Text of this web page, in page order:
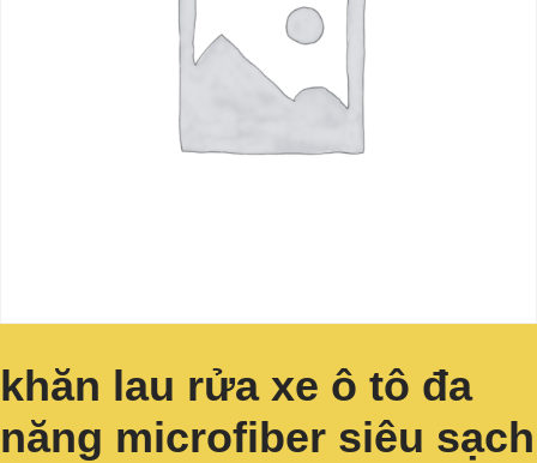
khăn lau rửa xe ô tô đa
năng microfiber siêu sạch